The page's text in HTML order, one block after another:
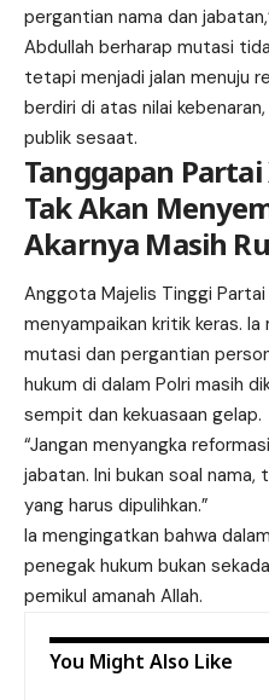
pergantian nama dan
Abdullah berharap mutasi
tetapi menjadi jalan menuju
berdiri di atas nilai
publik sesaat.
Tanggapan
Tak Akan
Akarnya Masih
Anggota Majelis Tinggi Partai
menyampaikan kritik keras.
mutasi dan pergantian
hukum di dalam Polri masih
sempit dan kekuasaan gelap.
“Jangan menyangka
jabatan. Ini bukan soal
yang harus dipulihkan.”
Ia mengingatkan bahwa
penegak hukum bukan
pemikul amanah Allah.
You Might Also Like